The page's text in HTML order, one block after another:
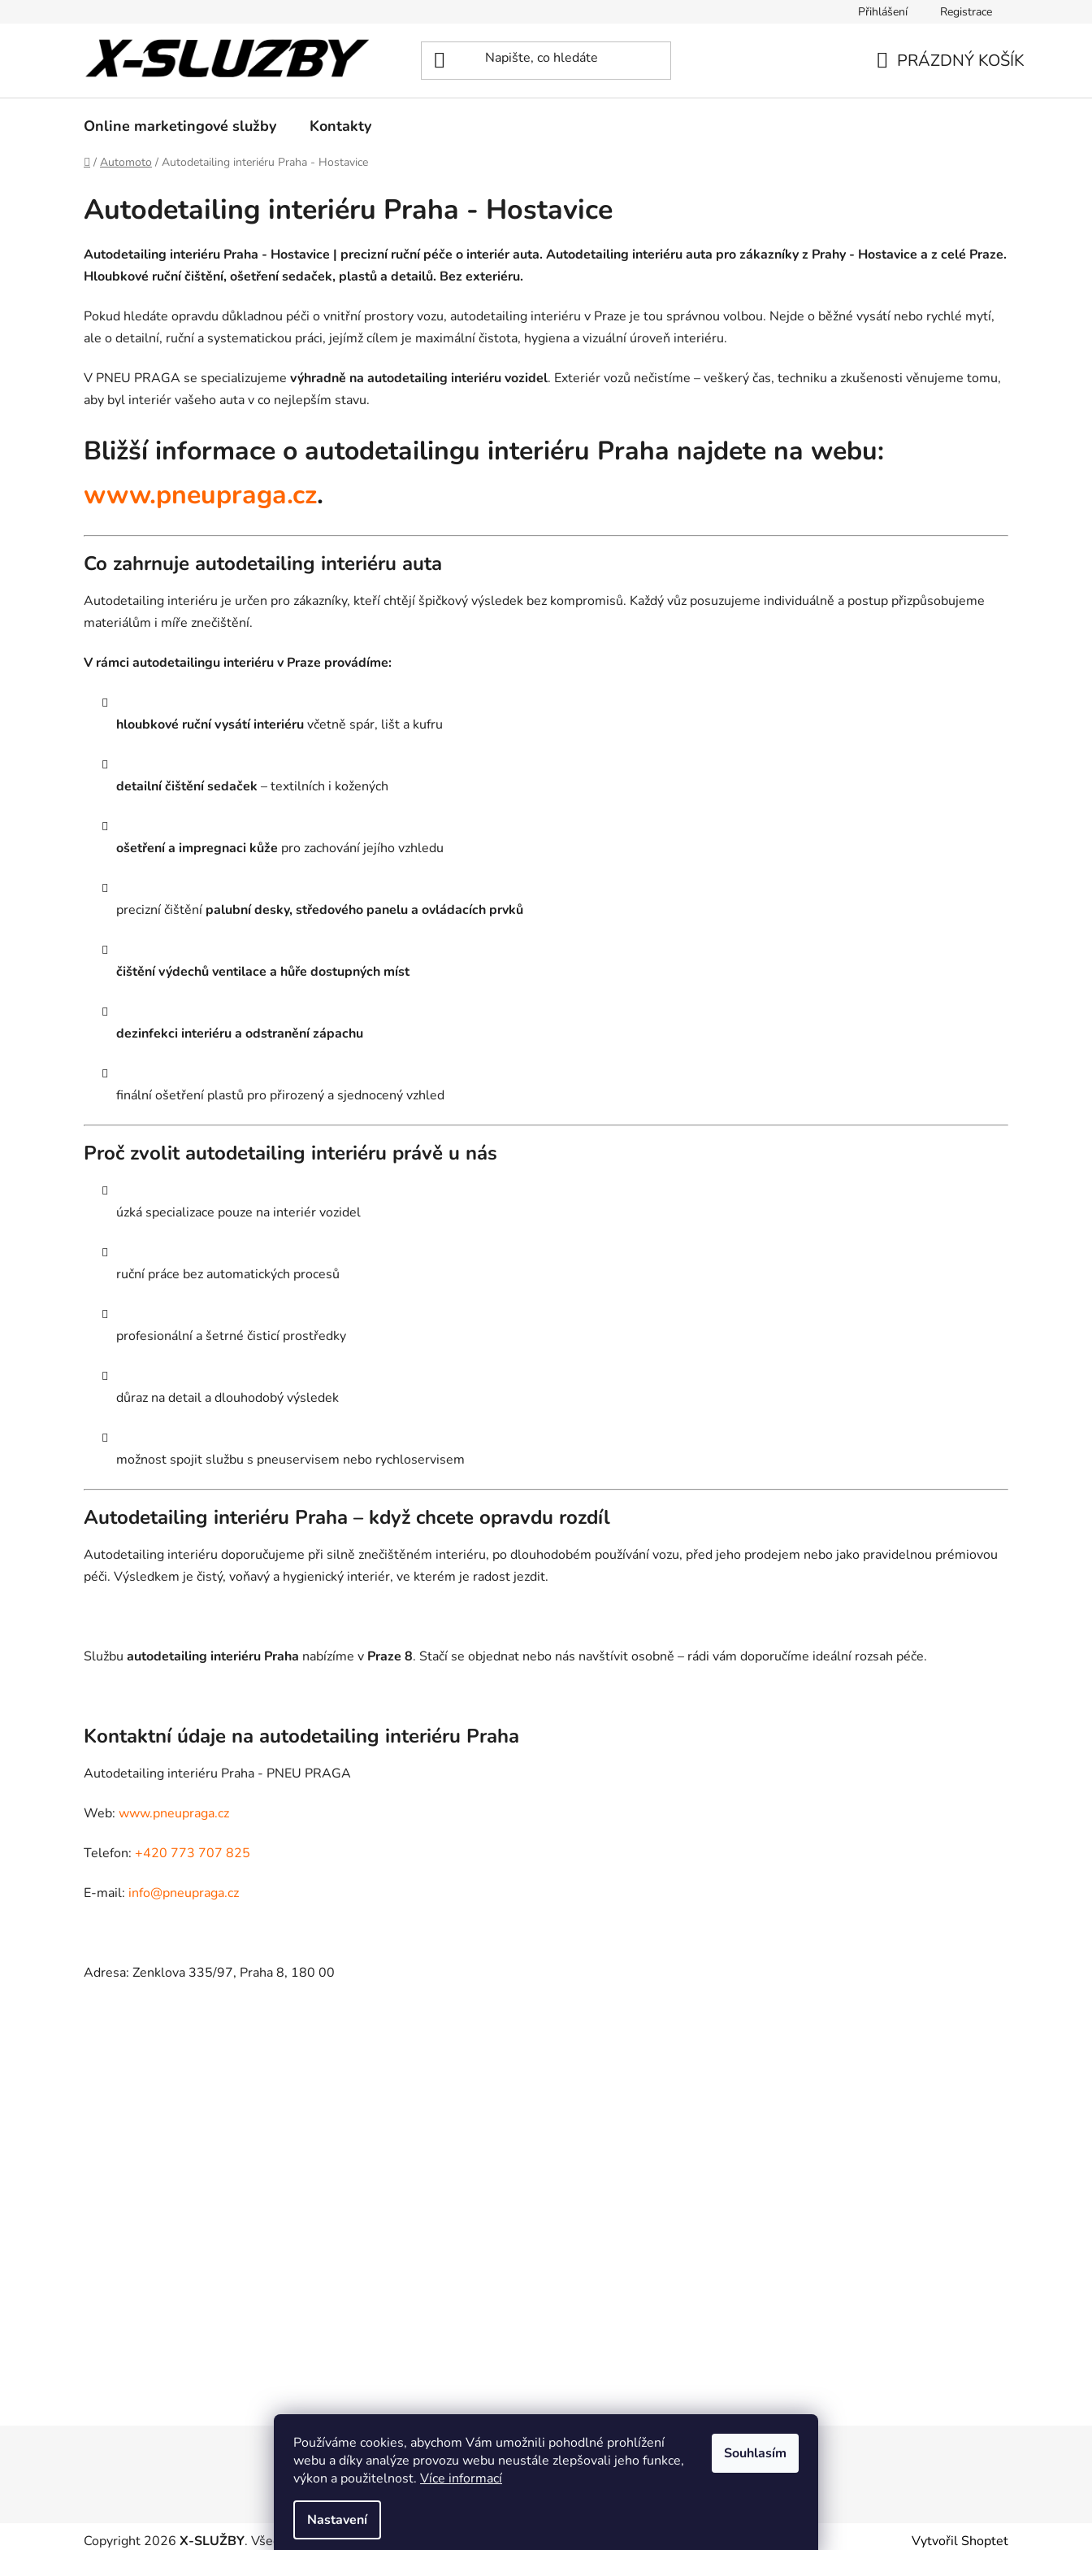
Používáme cookies, abychom Vám umožnili pohodlné prohlížení
webu a díky analýze provozu webu neustále zlepšovali jeho funkce,
výkon a použitelnost. Více informací
Nastavení
Souhlasím
Přihlášení Registrace
PRÁZDNÝ KOŠÍK
Online marketingové služby Kontakty
Domů
/ Automoto / Autodetailing interiéru Praha - Hostavice
Autodetailing interiéru Praha - Hostavice
Autodetailing interiéru Praha - Hostavice | precizní ruční péče o interiér auta. Autodetailing interiéru auta pro zákazníky z Prahy - Hostavice a z celé Praze.
Hloubkové ruční čištění, ošetření sedaček, plastů a detailů. Bez exteriéru.
Pokud hledáte opravdu důkladnou péči o vnitřní prostory vozu, autodetailing interiéru v Praze je tou správnou volbou. Nejde o běžné vysátí nebo rychlé mytí,
ale o detailní, ruční a systematickou práci, jejímž cílem je maximální čistota, hygiena a vizuální úroveň interiéru.
V PNEU PRAGA se specializujeme výhradně na autodetailing interiéru vozidel. Exteriér vozů nečistíme – veškerý čas, techniku a zkušenosti věnujeme tomu,
aby byl interiér vašeho auta v co nejlepším stavu.
Bližší informace o autodetailingu interiéru Praha najdete na webu:
www.pneupraga.cz.
Co zahrnuje autodetailing interiéru auta
Autodetailing interiéru je určen pro zákazníky, kteří chtějí špičkový výsledek bez kompromisů. Každý vůz posuzujeme individuálně a postup přizpůsobujeme
materiálům i míře znečištění.
V rámci autodetailingu interiéru v Praze provádíme:
hloubkové ruční vysátí interiéruvčetně spár, lišt a kufru
detailní čištění sedaček – textilních i kožených
ošetření a impregnaci kůže pro zachování jejího vzhledu
precizní čištění palubní desky, středového panelu a ovládacích prvků
čištění výdechů ventilace a hůře dostupných míst
dezinfekci interiéru a odstranění zápachu
finální ošetření plastů pro přirozený a sjednocený vzhled
Proč zvolit autodetailing interiéru právě u nás
úzká specializace pouze na interiér vozidel
ruční práce bez automatických procesů
profesionální a šetrné čisticí prostředky
důraz na detail a dlouhodobý výsledek
možnost spojit službu s pneuservisem nebo rychloservisem
Autodetailing interiéru Praha – když chcete opravdu rozdíl
Autodetailing interiéru doporučujeme při silně znečištěném interiéru, po dlouhodobém používání vozu, před jeho prodejem nebo jako pravidelnou prémiovou
péči. Výsledkem je čistý, voňavý a hygienický interiér, ve kterém je radost jezdit.
Službu autodetailing interiéru Praha nabízíme v Praze 8. Stačí se objednat nebo nás navštívit osobně – rádi vám doporučíme ideální rozsah péče.
Kontaktní údaje na autodetailing interiéru Praha
Autodetailing interiéru Praha - PNEU PRAGA
Web: www.pneupraga.cz
Telefon: +420 773 707 825
E-mail: info@pneupraga.cz
Adresa: Zenklova 335/97, Praha 8, 180 00
Online marketing zajišťuje společnost X-VISION Sitemap
Vytvořil Shoptet
Copyright 2026 X-SLUŽBY. Všechna práva vyhrazena.